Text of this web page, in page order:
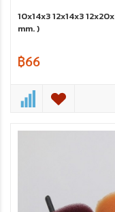
10x14x3 12x14x3
mm. )
฿66